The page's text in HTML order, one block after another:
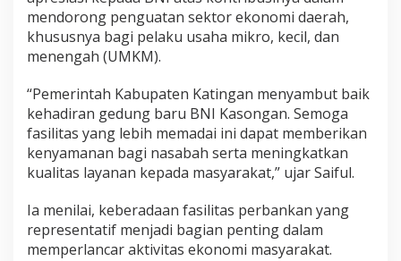
mendorong penguatan sektor ekonomi daerah,
khususnya bagi pelaku usaha mikro, kecil, dan
menengah (UMKM).
“Pemerintah Kabupaten Katingan menyambut baik
kehadiran gedung baru BNI Kasongan. Semoga
fasilitas yang lebih memadai ini dapat memberikan
kenyamanan bagi nasabah serta meningkatkan
kualitas layanan kepada masyarakat,” ujar Saiful.
Ia menilai, keberadaan fasilitas perbankan yang
representatif menjadi bagian penting dalam
memperlancar aktivitas ekonomi masyarakat.